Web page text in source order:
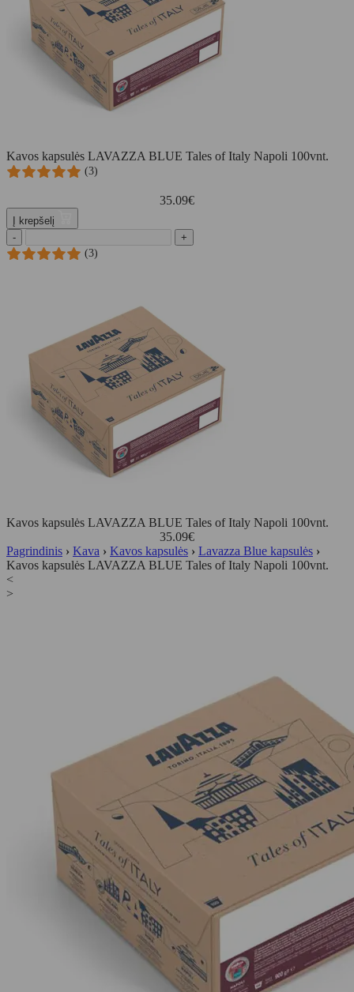
Kavos kapsulės LAVAZZA BLUE Tales of Italy Napoli 100vnt.
(3)
35.09€
Į krepšelį
-
+
(3)
Kavos kapsulės LAVAZZA BLUE Tales of Italy Napoli 100vnt.
35.09€
Pagrindinis › Kava › Kavos kapsulės › Lavazza Blue kapsulės ›
Kavos kapsulės LAVAZZA BLUE Tales of Italy Napoli 100vnt.
<
>